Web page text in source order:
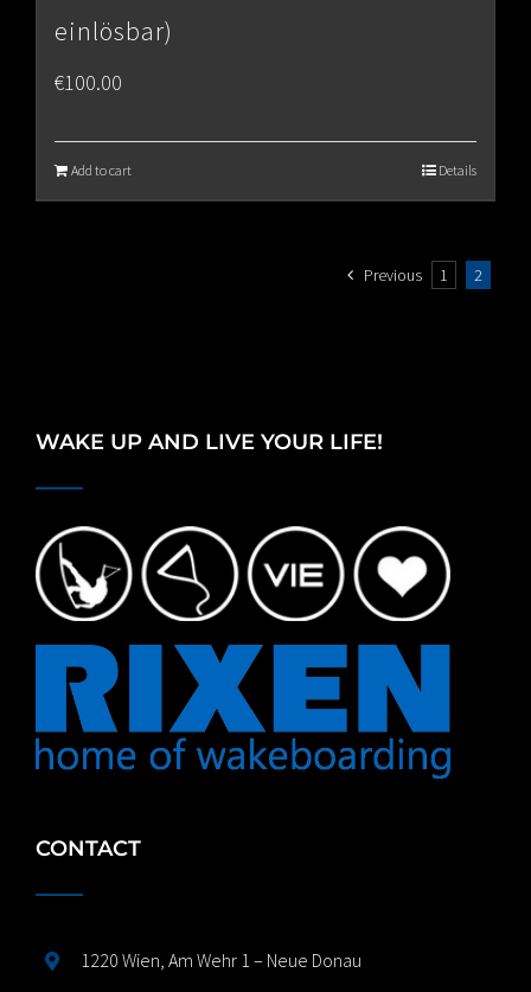
einlösbar)
€100.00
Add to cart Details
Previous 1 2
WAKE UP AND LIVE YOUR LIFE!
CONTACT
1220 Wien, Am Wehr 1 – Neue Donau